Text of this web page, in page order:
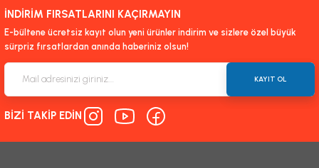
iletebilirsiniz.
Görüş ve önerileriniz için teşekkür ederiz.
Ürün açıklamasında eksik bilgiler bulunuyor.
Ürün bilgilerinde hatalar bulunuyor.
Ürün fiyatı diğer sitelerden daha pahalı.
İNDİRİM FIRSATLARINI KAÇIRMAYIN
E-bültene ücretsiz kayıt olun yeni ürünler indirim ve sizlere özel büyük
sürpriz fırsatlardan anında haberiniz olsun!
KAYIT OL
BİZİ TAKİP EDİN